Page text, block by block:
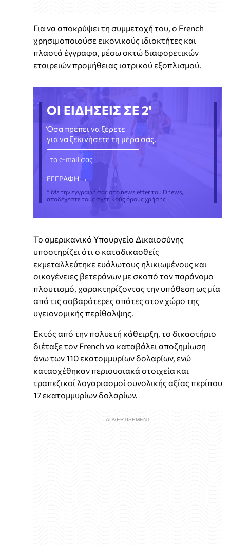
Για να αποκρύψει τη συμμετοχή του, ο French
χρησιμοποιούσε εικονικούς ιδιοκτήτες και
πλαστά έγγραφα, μέσω οκτώ διαφορετικών
εταιρειών προμήθειας ιατρικού εξοπλισμού.
ΟΙ ΕΙΔΗΣΕΙΣ ΣΕ 2'
Όσα πρέπει να ξέρετε
για να ξεκινήσετε τη μέρα σας.
* Με την εγγραφή σας στο newsletter του Dnews,
αποδέχεστε τους σχετικούς όρους χρήσης
Το αμερικανικό Υπουργείο Δικαιοσύνης
υποστηρίζει ότι ο καταδικασθείς
εκμεταλλεύτηκε ευάλωτους ηλικιωμένους και
οικογένειες βετεράνων με σκοπό τον παράνομο
πλουτισμό, χαρακτηρίζοντας την υπόθεση ως μία
από τις σοβαρότερες απάτες στον χώρο της
υγειονομικής περίθαλψης.
Εκτός από την πολυετή κάθειρξη, το δικαστήριο
διέταξε τον French να καταβάλει αποζημίωση
άνω των 110 εκατομμυρίων δολαρίων, ενώ
κατασχέθηκαν περιουσιακά στοιχεία και
τραπεζικοί λογαριασμοί συνολικής αξίας περίπου
17 εκατομμυρίων δολαρίων.